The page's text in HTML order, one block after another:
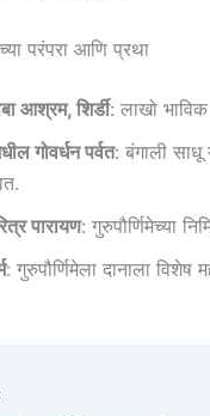
परंपरा आणि प्रथा
आश्रम, शिर्डी: लाखो
गोवर्धन पर्वत: बंगाली साधू
पारायण: गुरुपौर्णिमेच्या
: गुरुपौर्णिमेला दानाला